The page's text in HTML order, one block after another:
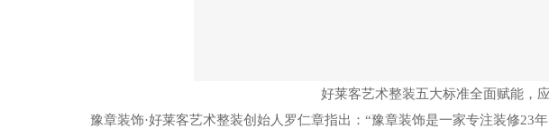
好莱客艺术整装五大标准全面赋能，
豫章装饰·好莱客艺术整装创始人罗仁章指出：“豫章装饰是一家专注装修23